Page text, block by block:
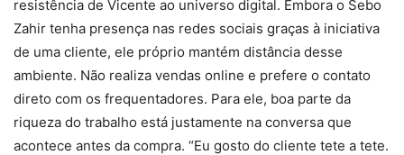
resistência de Vicente ao universo digital. Embora o Sebo
Zahir tenha presença nas redes sociais graças à iniciativa
de uma cliente, ele próprio mantém distância desse
ambiente. Não realiza vendas online e prefere o contato
direto com os frequentadores. Para ele, boa parte da
riqueza do trabalho está justamente na conversa que
acontece antes da compra. “Eu gosto do cliente tete a tete.